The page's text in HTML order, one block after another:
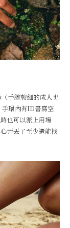
手腕較細的成人也
手環內有ID書寫空
也可以派上用場
弄丟了至少還能找